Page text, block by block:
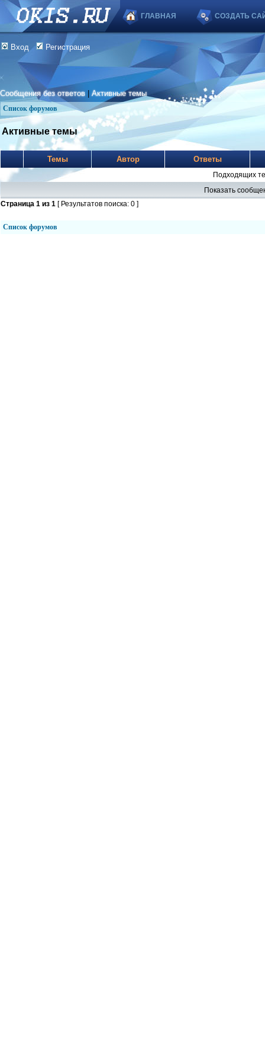
ГЛАВНАЯ СОЗДАТЬ
Вход Регистрация
Сообщения без ответов |Активные темы
Список форумов
Активные темы
Темы Автор Ответы
Подходящих
Показать
Страница 1 из 1 [ Результатов поиска: 0 ]
Список форумов